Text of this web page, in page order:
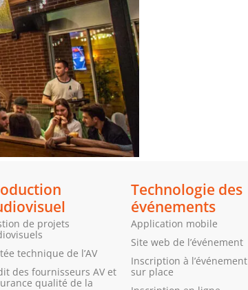
de projets
technique de l’AV
des fournisseurs AV et
qualité de la
Technologie des
événements
Application mobile
Site web de l’événement
Inscription à l’événement
sur place